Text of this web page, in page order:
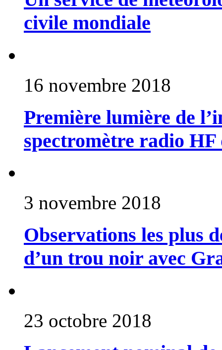
civile mondiale
16 novembre 2018
Première lumière de
spectromètre radio
3 novembre 2018
Observations les plus
d’un trou noir avec
23 octobre 2018